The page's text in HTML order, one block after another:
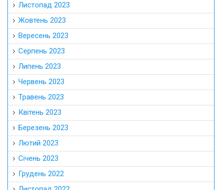
Листопад 2023
Жовтень 2023
Вересень 2023
Серпень 2023
Липень 2023
Червень 2023
Травень 2023
Квітень 2023
Березень 2023
Лютий 2023
Січень 2023
Грудень 2022